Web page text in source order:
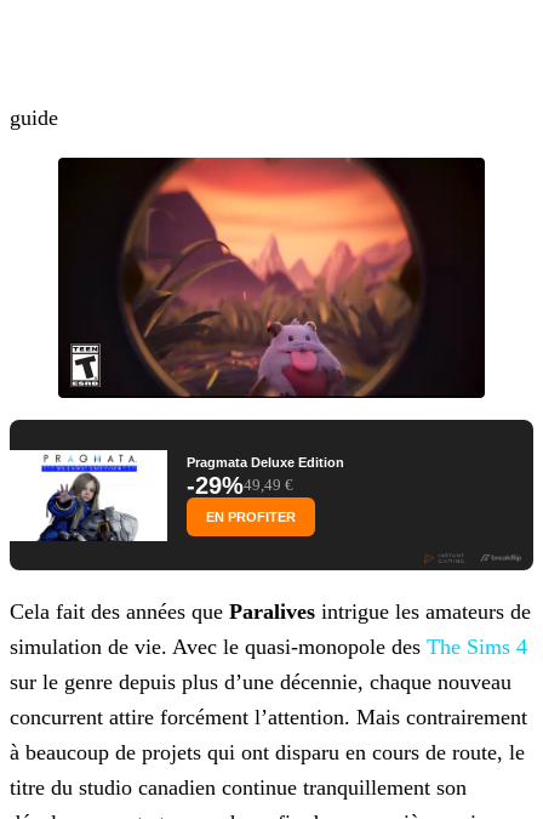
guide
Pragmata Deluxe Edition
-29%49,49 €
EN PROFITER
Cela fait des années que Paralives intrigue les amateurs de
simulation de vie. Avec le quasi-monopole des The Sims 4
sur le genre depuis plus d’une décennie, chaque nouveau
concurrent attire forcément l’attention. Mais contrairement
à beaucoup de projets qui ont disparu en cours de route, le
titre du studio canadien continue tranquillement son